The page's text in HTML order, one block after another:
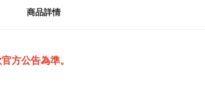
商品詳情
方公告為準。